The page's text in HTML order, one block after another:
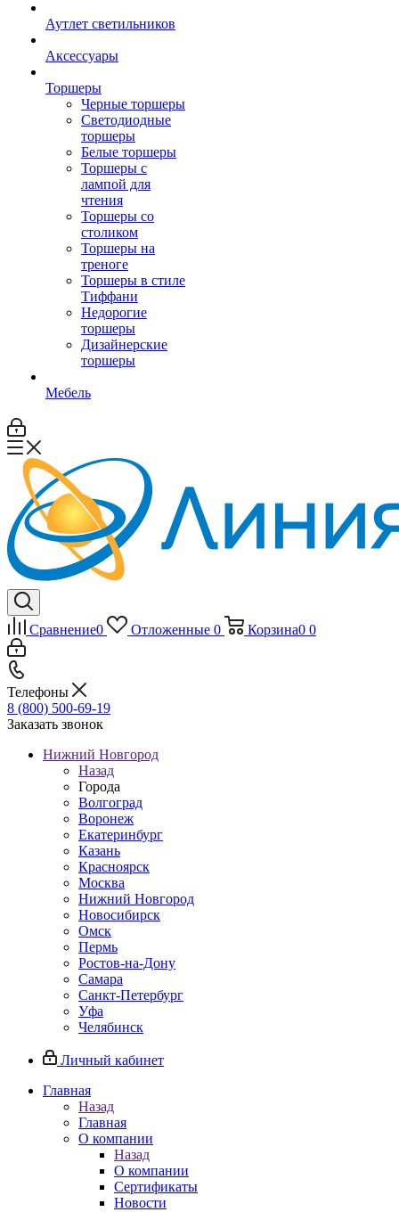
Аутлет светильников
Аксессуары
Торшеры
Черные торшеры
Светодиодные
торшеры
Белые торшеры
Торшеры с
лампой для
чтения
Торшеры со
столиком
Торшеры на
треноге
Торшеры в стиле
Тиффани
Недорогие
торшеры
Дизайнерские
торшеры
Мебель
Сравнение0 Отложенные 0 Корзина0 0
Телефоны
8 (800) 500-69-19
Заказать звонок
Нижний Новгород
Назад
Города
Волгоград
Воронеж
Екатеринбург
Казань
Красноярск
Москва
Нижний Новгород
Новосибирск
Омск
Пермь
Ростов-на-Дону
Самара
Санкт-Петербург
Уфа
Челябинск
Личный кабинет
Главная
Назад
Главная
О компании
Назад
О компании
Сертификаты
Новости